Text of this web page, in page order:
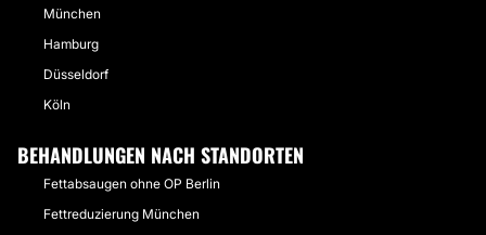
München
Hamburg
Düsseldorf
Köln
BEHANDLUNGEN NACH STANDORTEN
Fettabsaugen ohne OP Berlin
Fettreduzierung München